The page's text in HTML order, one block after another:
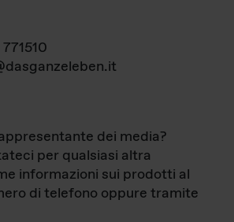
dei media?
per qualsiasi altra
informazioni sui prodotti al
di telefono oppure tramite